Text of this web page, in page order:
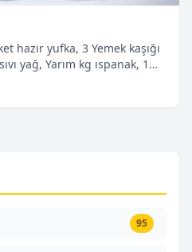
95
hazır yufka, 3 Yemek kaşığı
yağ, Yarım kg ıspanak, 1…